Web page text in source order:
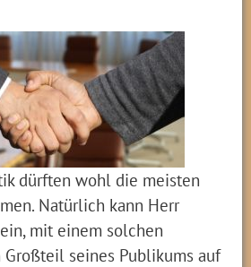
dürften wohl die meisten
Natürlich kann Herr
mit einem solchen
seines Publikums auf